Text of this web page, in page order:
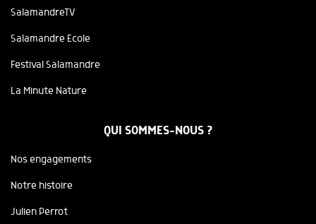
SalamandreTV
Salamandre Ecole
Festival Salamandre
La Minute Nature
QUI SOMMES-NOUS ?
Nos engagements
Notre histoire
Julien Perrot